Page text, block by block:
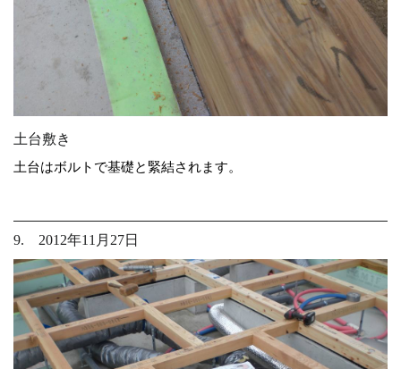
土台敷き
土台はボルトで基礎と緊結されます。
9. 2012年11月27日